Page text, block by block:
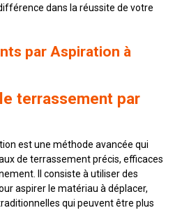
dans la réussite de votre
par Aspiration à
terrassement par
est une méthode avancée qui
de terrassement précis, efficaces
Il consiste à utiliser des
aspirer le matériau à déplacer,
qui peuvent être plus